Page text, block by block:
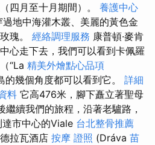
四月至十月期間）。 養護中心
地中海灌木叢、美麗的黃色金
瑰。 經絡調理服務 康普頓·麥肯
心走下去，我們可以看到卡佩羅
“La 精美外燴點心品項
幾個角度都可以看到它。 詳細
料 它高476米，腳下矗立著聖母
繼續我們的旅程，沿著老驢路，
市中心的Viale 台北整骨推薦
拉瓦酒店 按摩 證照 (Dráva 苗